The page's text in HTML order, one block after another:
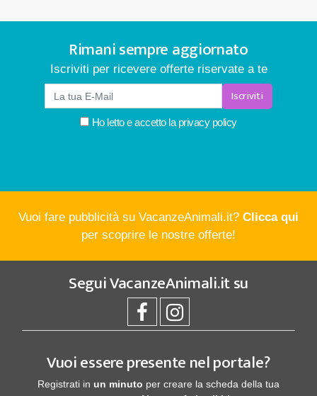
Rimani sempre aggiornato
Iscriviti per ricevere offerte riservate a te
Iscriviti
Ho letto e accetto la privacy policy
Vuoi fare pubblicità su VacanzeAnimali.it? Clicca qui
per scoprire le nostre offerte!
SeguiVacanzeAnimali.itsu
Vuoi essere presente nel portale?
Registrati in un minuto per creare la scheda della tua